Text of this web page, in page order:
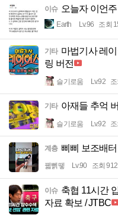
이슈 오늘자 이언
Earth Lv.96 조회
기타 마법기사 레
링 버전
슬기로움 Lv.92
기타 아재들 추억
슬기로움 Lv.92
계층 삐삐 보조배터
꿻뻵뗗 Lv.90 조회 912
이슈 축협 11시간
자료 확보 / JTBC